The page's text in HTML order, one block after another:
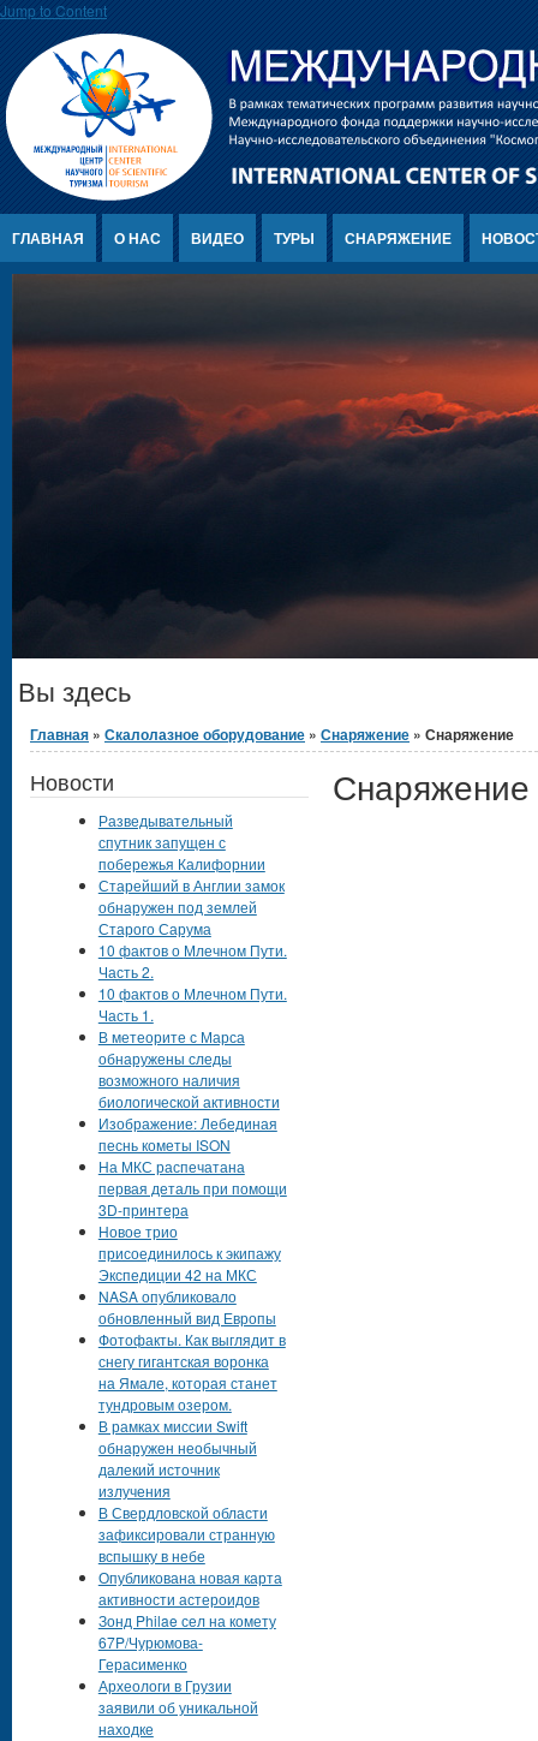
Jump to Content
ГЛАВНАЯ О НАС ВИДЕО ТУРЫ СНАРЯЖЕНИЕ
Вы здесь
Главная » Скалолазное оборудование » Снаряжение » Снаряжение
Снаряжение
Новости
Разведывательный
спутник запущен с
побережья Калифорнии
Старейший в Англии замок
обнаружен под землей
Старого Сарума
10 фактов о Млечном Пути.
Часть 2.
10 фактов о Млечном Пути.
Часть 1.
В метеорите с Марса
обнаружены следы
возможного наличия
биологической активности
Изображение: Лебединая
песнь кометы ISON
На МКС распечатана
первая деталь при помощи
3D-принтера
Новое трио
присоединилось к экипажу
Экспедиции 42 на МКС
NASA опубликовало
обновленный вид Европы
Фотофакты. Как выглядит в
снегу гигантская воронка
на Ямале, которая станет
тундровым озером.
В рамках миссии Swift
обнаружен необычный
далекий источник
излучения
В Свердловской области
зафиксировали странную
вспышку в небе
Опубликована новая карта
активности астероидов
Зонд Philae сел на комету
67P/Чурюмова-
Герасименко
Археологи в Грузии
заявили об уникальной
находке